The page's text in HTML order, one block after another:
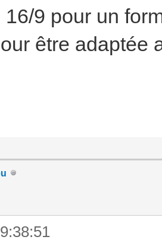
9 pour un
être adaptée